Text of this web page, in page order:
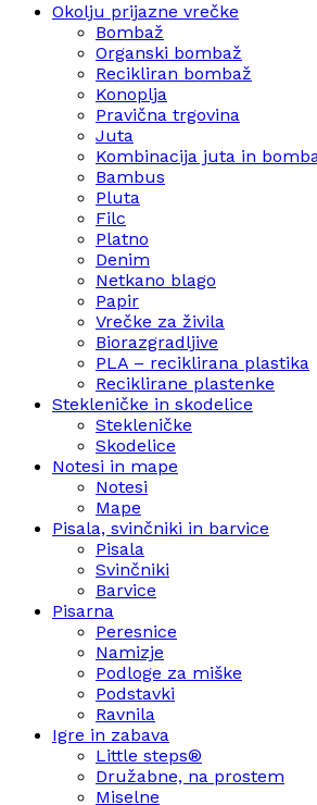
Okolju prijazne vrečke
Bombaž
Organski bombaž
Recikliran bombaž
Konoplja
Pravična trgovina
Juta
Kombinacija juta in
Bambus
Pluta
Filc
Platno
Denim
Netkano blago
Papir
Vrečke za živila
Biorazgradljive
PLA – reciklirana plastika
Reciklirane plastenke
Stekleničke in skodelice
Stekleničke
Skodelice
Notesi in mape
Notesi
Mape
Pisala, svinčniki in barvice
Pisala
Svinčniki
Barvice
Pisarna
Peresnice
Namizje
Podloge za miške
Podstavki
Ravnila
Igre in zabava
Little steps®
Družabne, na prostem
Miselne